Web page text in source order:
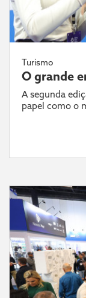
Turismo
O grande
A segunda
papel como o